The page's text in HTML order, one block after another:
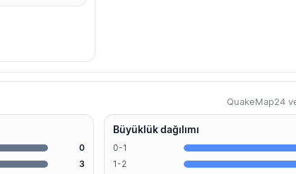
QuakeMap24
0
3
Büyüklük dağılımı
0-1
1-2